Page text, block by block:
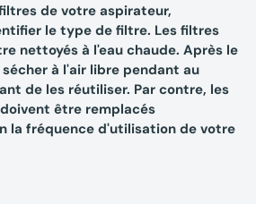
de votre aspirateur,
le type de filtre. Les filtres
nettoyés à l'eau chaude. Après le
à l'air libre pendant au
de les réutiliser. Par contre, les
doivent être remplacés
la fréquence d'utilisation de votre